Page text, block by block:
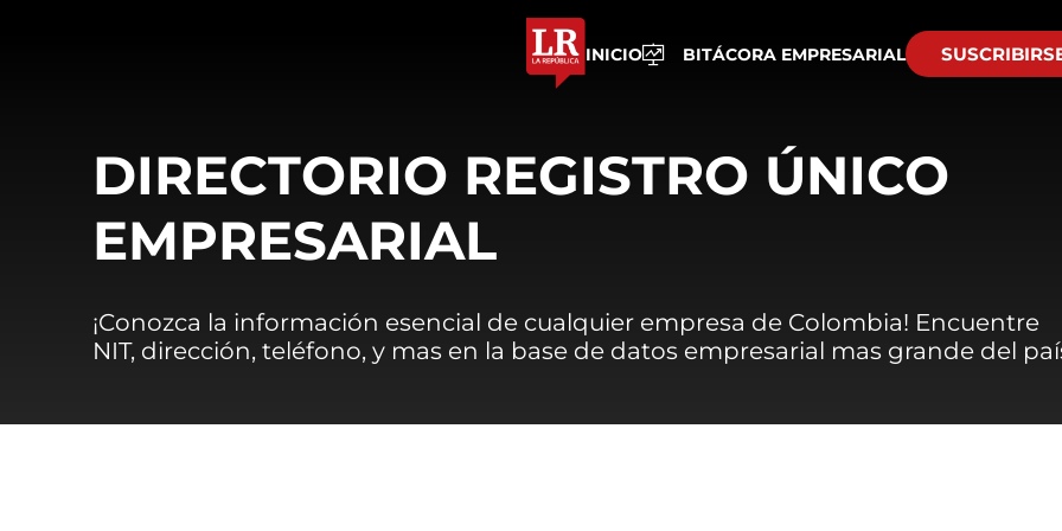
INICIO BITÁCORA EMPRESARIAL
DIRECTORIO REGISTRO ÚNICO
EMPRESARIAL
¡Conozca la información esencial de cualquier empresa de Colombia! Encuentre
NIT, dirección, teléfono, y mas en la base de datos empresarial mas grande del